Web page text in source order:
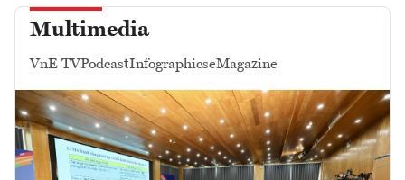
Multimedia
VnE TVPodcastInfographicseMagazine